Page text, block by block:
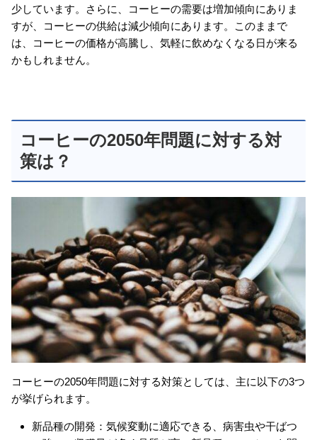
少しています。さらに、コーヒーの需要は増加傾向にありま
すが、コーヒーの供給は減少傾向にあります。このままで
は、コーヒーの価格が高騰し、気軽に飲めなくなる日が来る
かもしれません。
コーヒーの2050年問題に対する対
策は？
コーヒーの2050年問題に対する対策としては、主に以下の3つ
が挙げられます。
新品種の開発：気候変動に適応できる、病害虫や干ばつ